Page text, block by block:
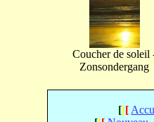
Coucher de soleil
Zonsondergang
[[[